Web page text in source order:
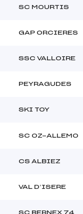
SC MOURTIS
GAP ORCIERES
SSC VALLOIRE
PEYRAGUDES
SKI TOY
SC OZ-ALLEMO
CS ALBIEZ
VAL D’ISERE
SC BERNEX 74